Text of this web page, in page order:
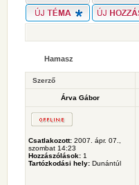
Hamasz
Szerző
Árva Gábor
Csatlakozott: 2007. ápr. 07.,
szombat 14:23
Hozzászólások: 1
Tartózkodási hely: Dunántúl